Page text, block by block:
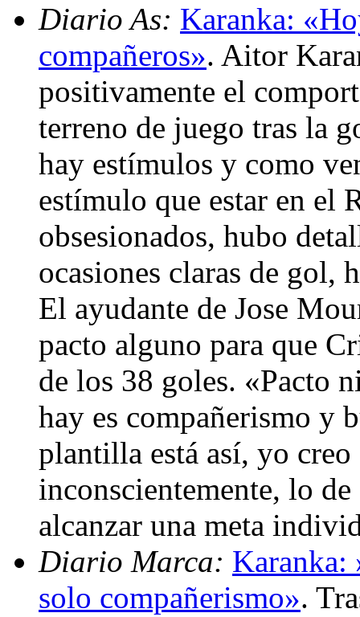
Diario As: Karanka:
compañeros». Aitor
positivamente el
terreno de juego tras la
hay estímulos y como
estímulo que estar en el
obsesionados, hubo
ocasiones claras de gol,
El ayudante de Jose
pacto alguno para que
de los 38 goles. «Pacto
hay es compañerismo y
plantilla está así, yo creo
inconscientemente, lo
alcanzar una meta
Diario Marca: Karanka:
solo compañerismo».